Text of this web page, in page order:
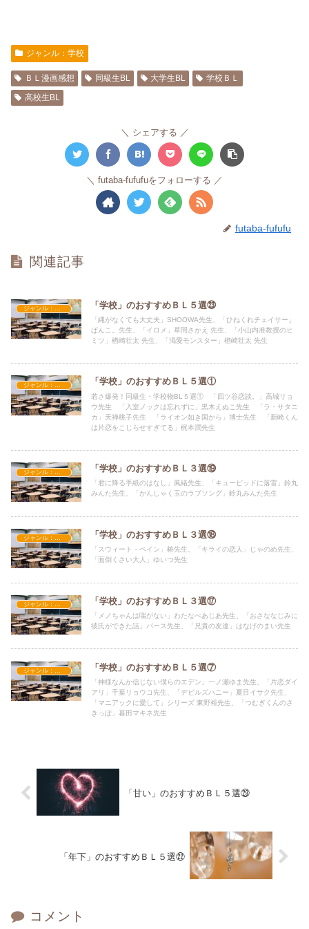
ジャンル：学校
ＢＬ漫画感想 同級生BL 大学生BL
学校ＢＬ
高校生BL
シェアする
futaba-fufufuをフォローする
futaba-fufufu
関連記事
「学校」のおすすめＢＬ５選㉓
「縄がなくても大丈夫」SHOOWA先生、「ひねくれチェイサー」
ぱんこ。先生、「イロメ」草間さかえ 先生、「小山内准教授のヒ
ミツ」楢崎壮太 先生、「渇愛モンスター」楢崎壮太 先生
「学校」のおすすめＢＬ５選①
若さ爆発！同級生・学校物BL５選① 「四ツ谷恋談。」高城リョ
ウ先生 「入室ノックは忘れずに」黒木えぬこ先生 「ラ・サタニ
カ」天禅桃子先生 「ライオン如き国から」博士先生 「新崎くん
は片恋をこじらせすぎてる」梶本潤先生
「学校」のおすすめＢＬ３選⑲
「君に降る手紙のはなし」風緒先生、「キューピッドに落雷」鈴丸
みんた先生、「かんしゃく玉のラブソング」鈴丸みんた先生
ジャンル：学校 「学校」のおすすめＢＬ３選⑱
「スウィート・ペイン」椿先生、「キライの恋人」じゃのめ先生、
「面倒くさい大人」ゆいつ先生
ジャンル：学校 「学校」のおすすめＢＬ３選⑰
「メノちゃんは喘がない」わたなべあじあ先生、「おさななじみに
彼氏ができた話」パース先生、「兄貴の友達」はなげのまい先生
ジャンル：学校 「学校」のおすすめＢＬ５選⑦
「神様なんか信じない僕らのエデン」一ノ瀬ゆま先生、「片恋ダイ
アリ」千葉リョウコ先生、「デビルズハニー」夏目イサク先生、
「マニアックに愛して」シリーズ 東野裕先生、「つむぎくんのさ
きっぽ」暮田マキネ先生
「甘い」のおすすめＢＬ５選㉙
「年下」のおすすめＢＬ５選㉒
コメント